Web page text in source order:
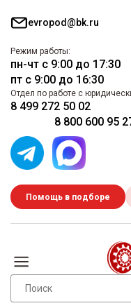
evropod@bk.ru
Режим работы:
пн-чт с 9:00 до 17:30
пт с 9:00 до 16:30
Отдел по работе с
8 499 272 50 02
8 800 600 95
Помощь в подборе